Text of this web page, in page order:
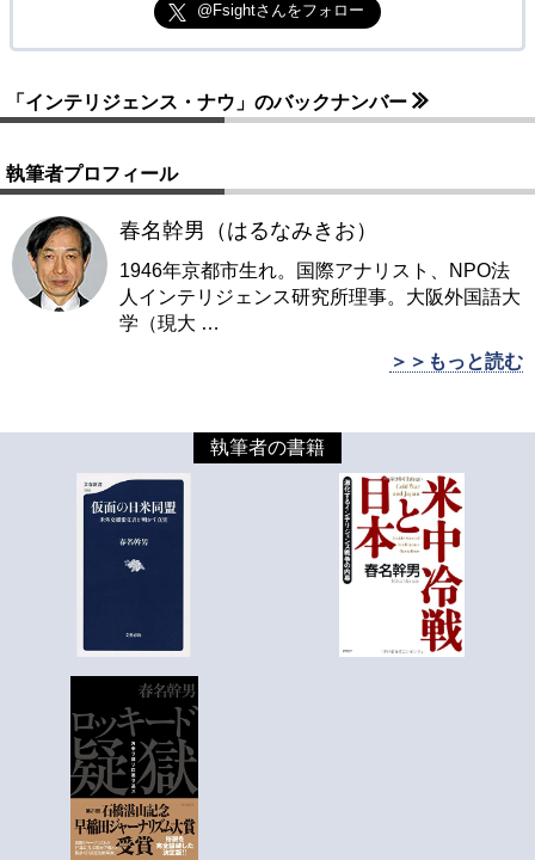
@Fsightさんをフォロー
「インテリジェンス・ナウ」のバックナンバー
執筆者プロフィール
春名幹男（はるなみきお）
1946年京都市生れ。国際アナリスト、NPO法
人インテリジェンス研究所理事。大阪外国語大
学（現大 …
＞＞もっと読む
執筆者の書籍